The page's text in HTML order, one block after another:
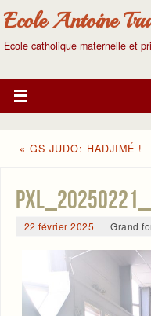
Ecole Antoine
Ecole catholique maternelle et
« GS JUDO: HADJIMÉ !
22 février 2025 Grand